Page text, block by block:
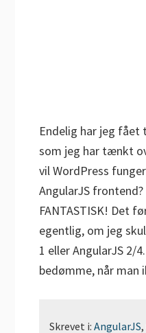
Endelig har jeg
som jeg har tænkt
vil WordPress
AngularJS
FANTASTISK! Det
egentlig, om jeg
1 eller AngularJS 2/
bedømme, når
Skrevet i:AngularJS,